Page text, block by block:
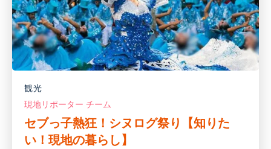
観光
現地リポーター チーム
セブっ子熱狂！シヌログ祭り【知りた
い！現地の暮らし】